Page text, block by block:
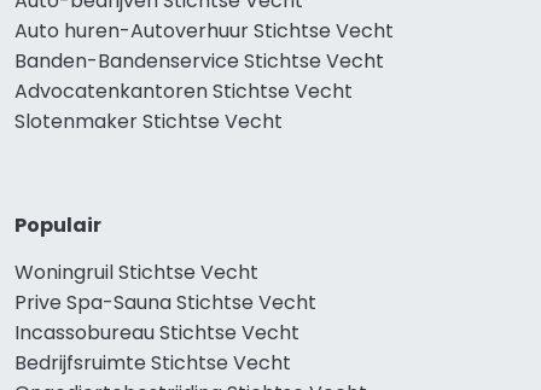
Auto huren-Autoverhuur Stichtse Vecht
Banden-Bandenservice Stichtse Vecht
Advocatenkantoren Stichtse Vecht
Slotenmaker Stichtse Vecht
Populair
Woningruil Stichtse Vecht
Prive Spa-Sauna Stichtse Vecht
Incassobureau Stichtse Vecht
Bedrijfsruimte Stichtse Vecht